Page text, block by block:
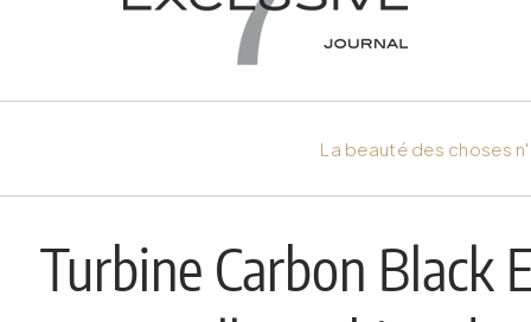
La beauté des choses
Turbine Carbon Black